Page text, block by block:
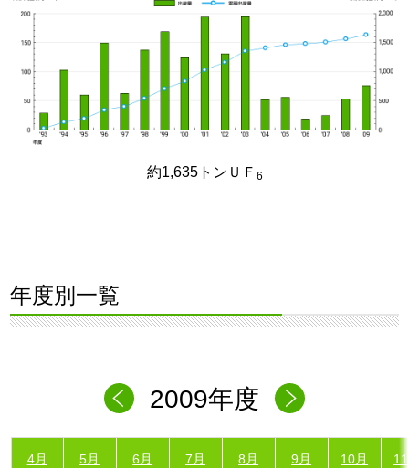
約1,635トンＵＦ 6
年度別一覧
2009年度
4月 5月 6月 7月 8月 9月 10月